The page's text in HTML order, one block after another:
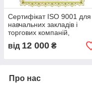
Сертифікат ISO 9001 для
навчальних закладів і
торгових компаній,
впровадження стандартів
ISO в освіті та торгівлі,
від 12 000 ₴
Про нас